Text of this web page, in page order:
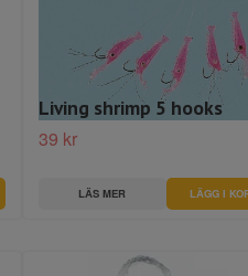
Living shrimp 5 hooks
39 kr
LÄS MER LÄGG I